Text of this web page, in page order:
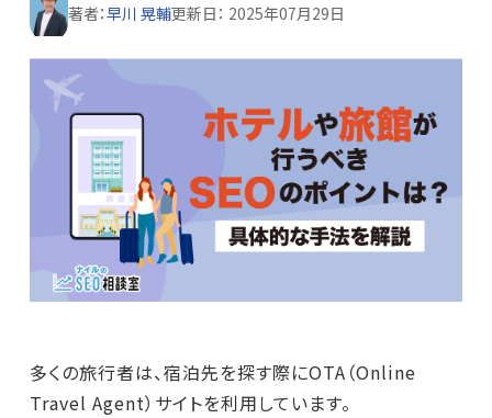
著者：早川 晃輔更新日： 2025年07月29日
多くの旅行者は、宿泊先を探す際にOTA（Online
Travel Agent）サイトを利用しています。